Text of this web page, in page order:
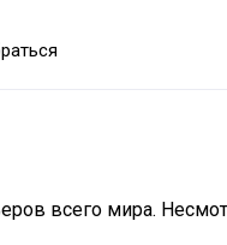
всего мира.